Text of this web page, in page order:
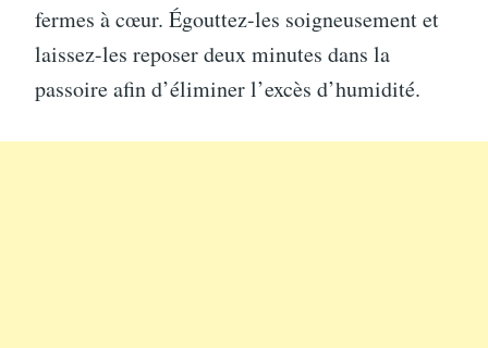
fermes à cœur. Égouttez-les soigneusement et
laissez-les reposer deux minutes dans la
passoire afin d’éliminer l’excès d’humidité.